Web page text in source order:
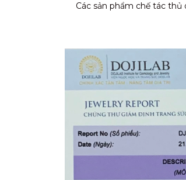
Các sản phẩm chế tác